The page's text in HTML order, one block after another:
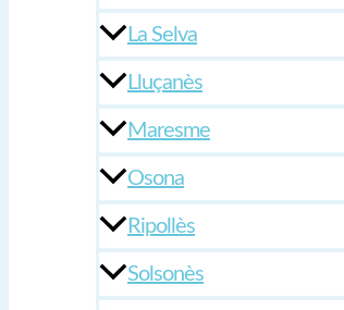
La Selva
Lluçanès
Maresme
Osona
Ripollès
Solsonès